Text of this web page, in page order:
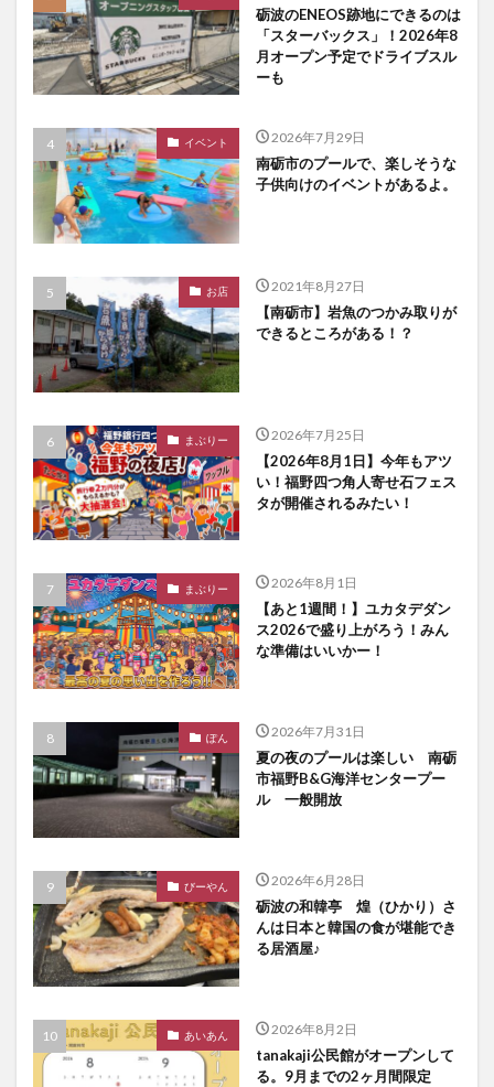
砺波のENEOS跡地にできるのは
「スターバックス」！2026年8
月オープン予定でドライブスル
ーも
イベント 2026年7月29日
南砺市のプールで、楽しそうな
子供向けのイベントがあるよ。
お店 2021年8月27日
【南砺市】岩魚のつかみ取りが
できるところがある！？
まぶりー 2026年7月25日
【2026年8月1日】今年もアツ
い！福野四つ角人寄せ石フェス
タが開催されるみたい！
まぶりー 2026年8月1日
【あと1週間！】ユカタデダン
ス2026で盛り上がろう！みん
な準備はいいかー！
ぽん 2026年7月31日
夏の夜のプールは楽しい 南砺
市福野B&G海洋センタープー
ル 一般開放
びーやん 2026年6月28日
砺波の和韓亭 煌（ひかり）さ
んは日本と韓国の食が堪能でき
る居酒屋♪
あいあん 2026年8月2日
tanakaji公民館がオープンして
る。9月までの2ヶ月間限定